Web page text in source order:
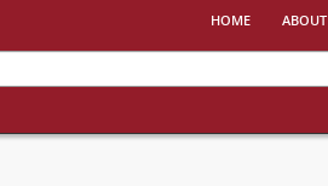
home about